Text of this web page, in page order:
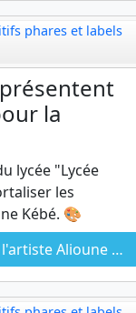
phares et labels
la
lycée "Lycée
les
Kébé. 🎨
lycée pour la Biennale